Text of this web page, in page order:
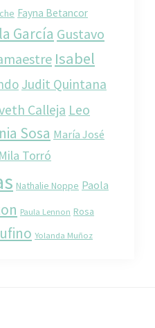
Fayna Betancor
García Gustavo
Isabel
Judit Quintana
Calleja Leo
Sosa María José
Mila Torró
Nathalie Noppe Paola
Paula Lennon Rosa
Yolanda Muñoz